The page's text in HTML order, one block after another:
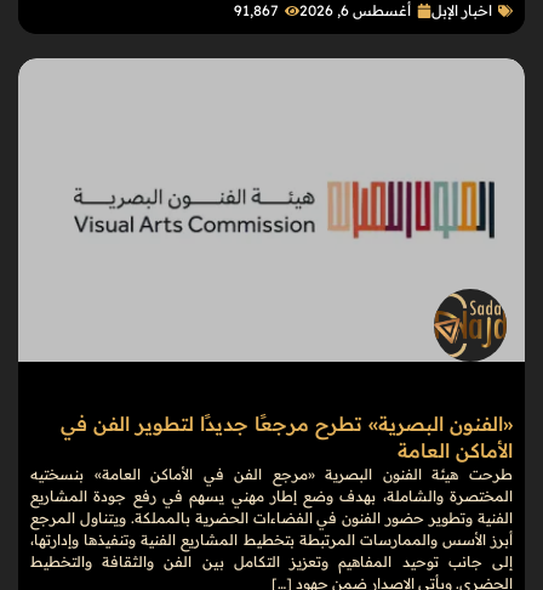
اخبار الإبل أغسطس 6, 2026 91٬867
«الفنون البصرية» تطرح مرجعًا جديدًا لتطوير الفن في
الأماكن العامة
طرحت هيئة الفنون البصرية «مرجع الفن في الأماكن العامة» بنسختيه
المختصرة والشاملة، بهدف وضع إطار مهني يسهم في رفع جودة المشاريع
الفنية وتطوير حضور الفنون في الفضاءات الحضرية بالمملكة. ويتناول المرجع
أبرز الأسس والممارسات المرتبطة بتخطيط المشاريع الفنية وتنفيذها وإدارتها،
إلى جانب توحيد المفاهيم وتعزيز التكامل بين الفن والثقافة والتخطيط
الحضري. ويأتي الإصدار ضمن جهود […]